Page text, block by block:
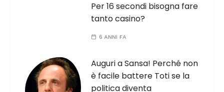
Per 16 secondi bisogna fare
tanto casino?
6 ANNI FA
Auguri a Sansa! Perché non
è facile battere Toti se la
politica diventa